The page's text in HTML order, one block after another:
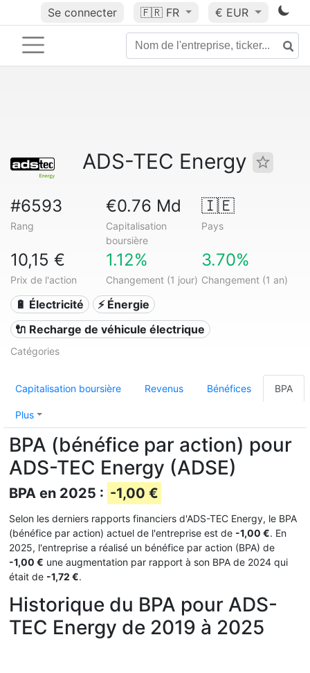
Se connecter 🇫🇷 FR € EUR
ADS-TEC Energy
#6593
Rang
€0.76 Md
Capitalisation
boursière
🇮🇪
Pays
10,15 €
Prix de l'action
1.12%
Changement (1 jour)
3.70%
Changement (1 an)
🔋 Électricité
⚡ Énergie
🔌​ Recharge de véhicule électrique
Catégories
Capitalisation boursière Revenus Bénéfices BPA
Plus
BPA (bénéfice par action) pour
ADS-TEC Energy (ADSE)
BPA en 2025 : -1,00 €
Selon les derniers rapports financiers d'ADS-TEC Energy, le BPA
(bénéfice par action) actuel de l'entreprise est de -1,00 €. En
2025, l'entreprise a réalisé un bénéfice par action (BPA) de
-1,00 € une augmentation par rapport à son BPA de 2024 qui
était de -1,72 €.
Historique du BPA pour ADS-
TEC Energy de 2019 à 2025